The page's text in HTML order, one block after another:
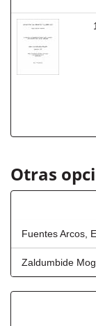
Otras
Fuentes Arcos,
Zaldumbide